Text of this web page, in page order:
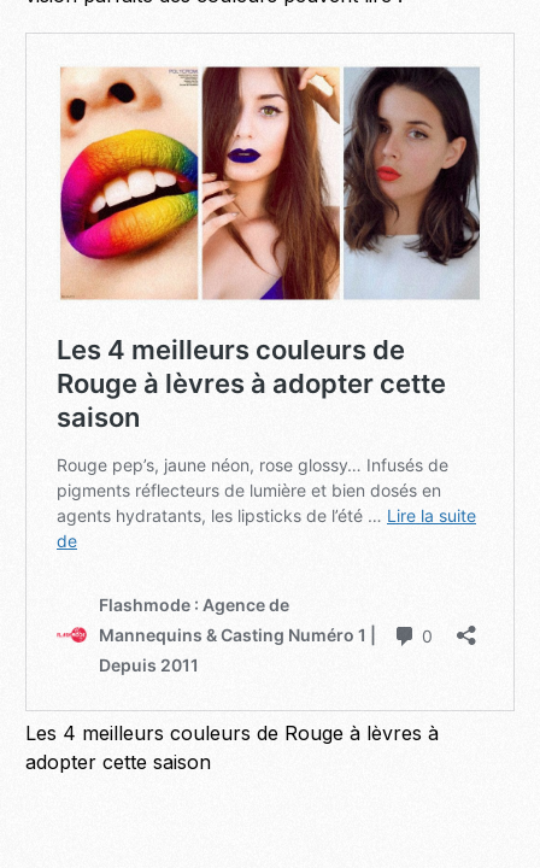
Les 4 meilleurs couleurs de Rouge à lèvres à
adopter cette saison